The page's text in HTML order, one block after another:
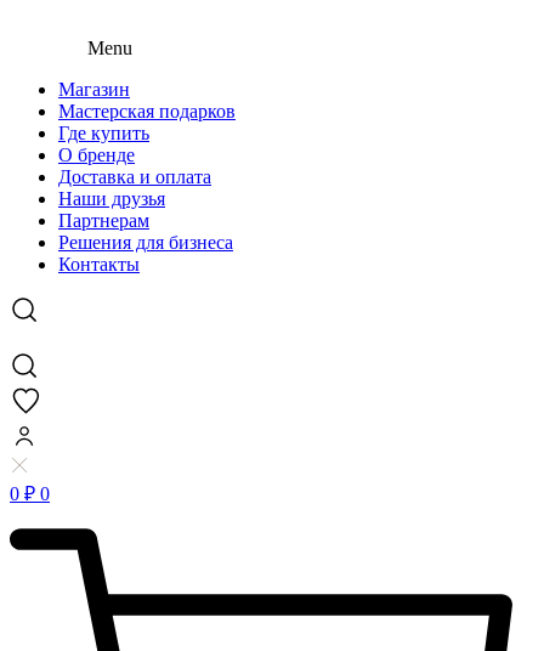
Menu
Магазин
Мастерская подарков
Где купить
О бренде
Доставка и оплата
Наши друзья
Партнерам
Решения для бизнеса
Контакты
0 ₽ 0